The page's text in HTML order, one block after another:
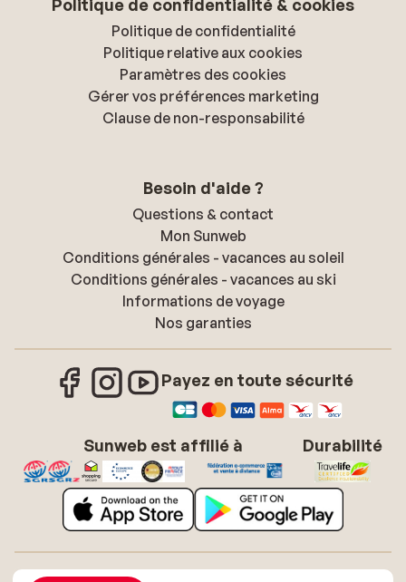
Politique de confidentialité & cookies
Politique de confidentialité
Politique relative aux cookies
Paramètres des cookies
Gérer vos préférences marketing
Clause de non-responsabilité
Besoin d'aide ?
Questions & contact
Mon Sunweb
Conditions générales - vacances au soleil
Conditions générales - vacances au ski
Informations de voyage
Nos garanties
Payez en toute sécurité
Sunweb est affilié à Durabilité
À propos de Sunweb